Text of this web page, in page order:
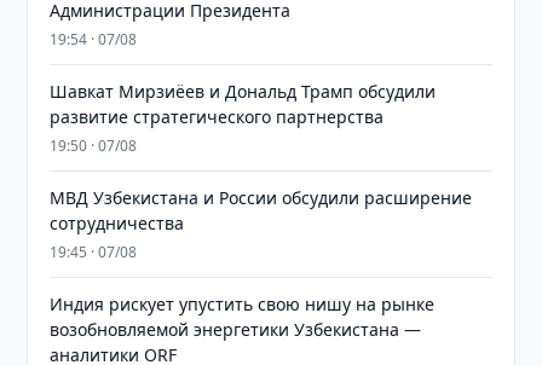
Администрации Президента
19:54 · 07/08
Шавкат Мирзиёев и Дональд Трамп обсудили
развитие стратегического партнерства
19:50 · 07/08
МВД Узбекистана и России обсудили расширение
сотрудничества
19:45 · 07/08
Индия рискует упустить свою нишу на рынке
возобновляемой энергетики Узбекистана —
аналитики ORF